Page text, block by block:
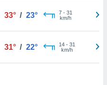
33° / 23° 7- 31
km/h
31° / 22° 14- 31
km/h